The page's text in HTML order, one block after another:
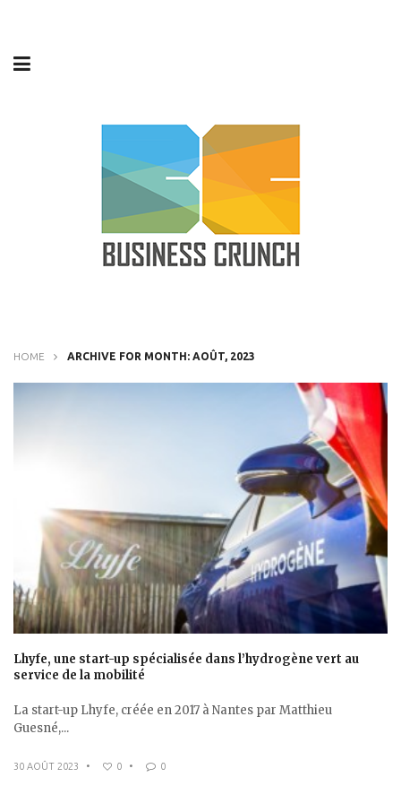
HOME ARCHIVE FOR MONTH: AOÛT, 2023
Lhyfe, une start-up spécialisée dans l’hydrogène vert au
service de la mobilité
La start-up Lhyfe, créée en 2017 à Nantes par Matthieu
Guesné,...
30 AOÛT 2023 • 0 • 0